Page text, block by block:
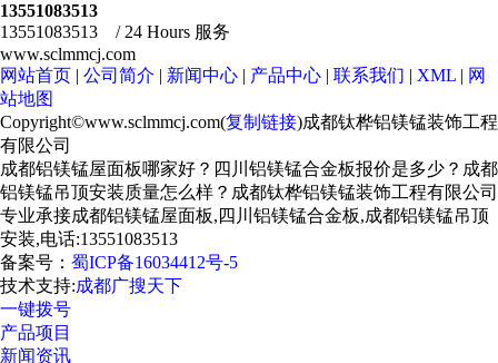
13551083513
13551083513 / 24 Hours 服务
www.sclmmcj.com
网站首页 | 公司简介 | 新闻中心 | 产品中心 | 联系我们 | XML | 网
站地图
Copyright©www.sclmmcj.com(复制链接)成都钛桦铝镁锰装饰工程
有限公司
成都铝镁锰屋面板哪家好？四川铝镁锰合金板报价是多少？成都
铝镁锰吊顶安装质量怎么样？成都钛桦铝镁锰装饰工程有限公司
专业承接成都铝镁锰屋面板,四川铝镁锰合金板,成都铝镁锰吊顶
安装,电话:13551083513
备案号： 蜀ICP备16034412号-5
技术支持:成都广搜天下
一键拨号
产品项目
新闻资讯